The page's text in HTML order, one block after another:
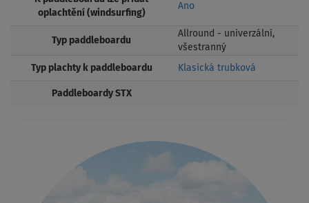
oplachtění (windsurfing)
Ano
Typ paddleboardu
Allround - univerzální,
všestranný
Typ plachty k paddleboardu Klasická trubková
Paddleboardy STX